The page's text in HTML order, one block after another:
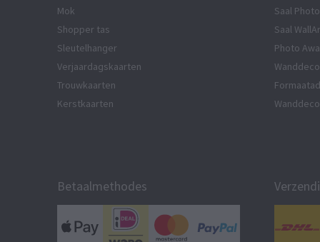
Mok
Shopper tas
Sleutelhanger
Verjaardagskaarten
Trouwkaarten
Kerstkaarten
Saal
Saal
Photo
Betaalmethodes